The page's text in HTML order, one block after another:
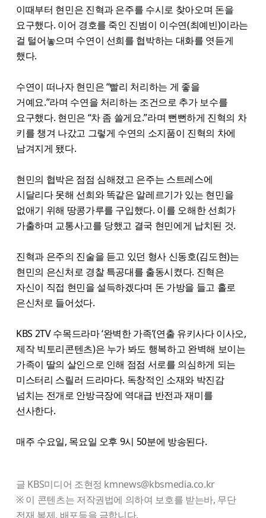
이때부터 현민은 진혁과 은주를 수시로 찾아오며 돈을
요구했다. 이어 경호를 죽인 진범이 이수연(최예빈)이라는
걸 털어놓으며 수연이 선희를 협박하는 대화를 엿듣게
했다.
수연이 떠나자 현민은 “빨리 처리하는 게 좋을
거예요.”라며 수연을 처리하는 조건으로 추가 보수를
요구했다. 현민은 “차 좀 쓸게요.”라며 뻔뻔하게 진혁의 차
키를 챙겨 나갔고 그렇게 수연의 소지품이 진혁의 차에
남겨지게 됐다.
현민의 협박은 점점 심해졌고 은주는 스트레스에
시달리다 못해 선희와 똑같은 알레르기가 있는 현민을
없애기 위해 땅콩가루를 구입했다. 이를 오해한 선희가
가출하며 교통사고를 당했고 결국 현민에게 납치된 것.
진혁과 은주의 진술을 듣고 있던 형사 신동호(김도현)는
현민의 은신처로 경찰 특공대를 출동시켰다. 진혁은
자신이 직접 현민을 설득하겠다며 돈 가방을 들고 홀로
은신처로 들어섰다.
KBS 2TV 수목드라마 ‘완벽한 가족’(연출 유키사다 이사오,
제작 빅토리콘텐츠)은 누가 봐도 행복하고 완벽해 보이는
가족이 딸의 살인으로 인해 점점 서로를 의심하게 되는
미스터리 스릴러 드라마다. 독창적인 소재와 박진감
넘치는 전개로 안방극장에 역대급 반전과 재미를
선사한다.
매주 수요일, 목요일 오후 9시 50분에 방송된다.
글 KBS미디어 조현정 kmnews@kbsmedia.co.kr
※ 이 콘텐츠는 저작권법에 의하여 보호를 받는바, 무단
전재 복제, 배포등을 금합니다.